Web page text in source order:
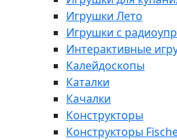
Игрушки Лето
Игрушки с
Интерактивные
Калейдоскопы
Каталки
Качалки
Конструкторы
Конструкторы